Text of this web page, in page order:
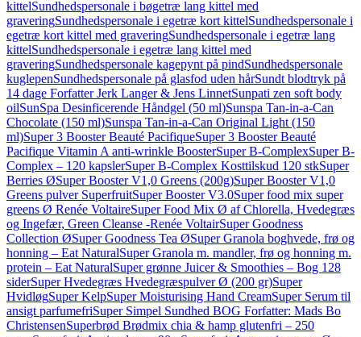
kittelSundhedspersonale i bøgetræ lang kittel med
graveringSundhedspersonale i egetræ kort kittelSundhedspersonale i
egetræ kort kittel med graveringSundhedspersonale i egetræ lang
kittelSundhedspersonale i egetræ lang kittel med
graveringSundhedspersonale kagepynt på pindSundhedspersonale
kuglepenSundhedspersonale på glasfod uden hårSundt blodtryk på
14 dage Forfatter Jerk Langer & Jens LinnetSunpati zen soft body
oilSunSpa Desinficerende Håndgel (50 ml)Sunspa Tan-in-a-Can
Chocolate (150 ml)Sunspa Tan-in-a-Can Original Light (150
ml)Super 3 Booster Beauté PacifiqueSuper 3 Booster Beauté
Pacifique Vitamin A anti-wrinkle BoosterSuper B-ComplexSuper B-
Complex – 120 kapslerSuper B-Complex Kosttilskud 120 stkSuper
Berries ØSuper Booster V1,0 Greens (200g)Super Booster V1,0
Greens pulver SuperfruitSuper Booster V3.0Super food mix super
greens Ø Renée VoltaireSuper Food Mix Ø af Chlorella, Hvedegræs
og Ingefær, Green Cleanse -Renée VoltairSuper Goodness
Collection ØSuper Goodness Tea ØSuper Granola boghvede, frø og
honning – Eat NaturalSuper Granola m. mandler, frø og honning m.
protein – Eat NaturalSuper grønne Juicer & Smoothies – Bog 128
siderSuper Hvedegræs Hvedegræspulver Ø (200 gr)Super
HvidløgSuper KelpSuper Moisturising Hand CreamSuper Serum til
ansigt parfumefriSuper Simpel Sundhed BOG Forfatter: Mads Bo
ChristensenSuperbrød Brødmix chia & hamp glutenfri – 250